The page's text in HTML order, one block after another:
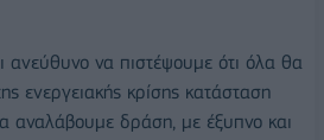
ανεύθυνο να πιστέψουμε ότι όλα θα
ενεργειακής κρίσης κατάσταση
αναλάβουμε δράση, με έξυπνο και